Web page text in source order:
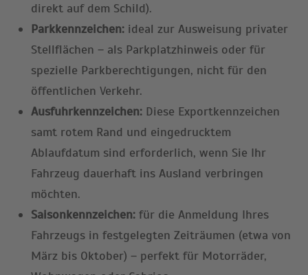
direkt auf dem Schild).
Parkkennzeichen: ideal zur Ausweisung privater
Stellflächen – als Parkplatzhinweis oder für
spezielle Parkberechtigungen, nicht für den
öffentlichen Verkehr.
Ausfuhrkennzeichen: Diese Exportkennzeichen
samt rotem Rand und eingedrucktem
Ablaufdatum sind erforderlich, wenn Sie Ihr
Fahrzeug dauerhaft ins Ausland verbringen
möchten.
Saisonkennzeichen: für die Anmeldung Ihres
Fahrzeugs in festgelegten Zeiträumen (etwa von
März bis Oktober) – perfekt für Motorräder,